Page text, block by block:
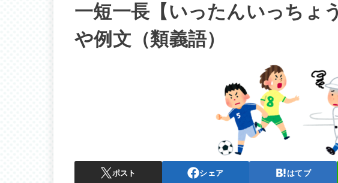
一短一長【いったんいっちょ
や例文（類義語）
ポスト シェア はてブ